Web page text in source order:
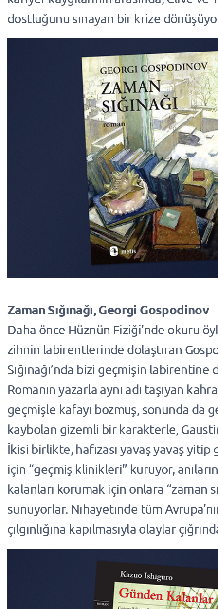
dostluğunu sınayan bir krize
Zaman Sığınağı, Georgi Gospodinov
Daha önce Hüznün Fiziği’nde okuru
zihnin labirentlerinde dolaştıran
Sığınağı’nda bizi geçmişin labirentine
Romanın yazarla aynı adı taşıyan
geçmişle kafayı bozmuş, sonunda da
kaybolan gizemli bir karakterle,
İkisi birlikte, hafızası yavaş yavaş yitip
için “geçmiş klinikleri” kuruyor,
kalanları korumak için onlara “zaman
sunuyorlar. Nihayetinde tüm
çılgınlığına kapılmasıyla olaylar